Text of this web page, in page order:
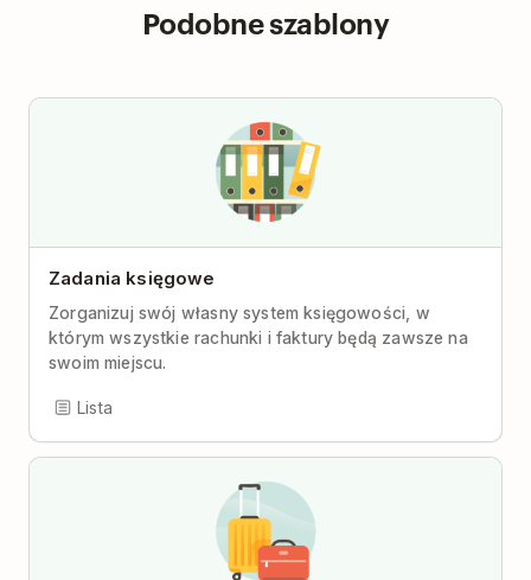
Podobne szablony
Zadania księgowe
Zorganizuj swój własny system księgowości, w
którym wszystkie rachunki i faktury będą zawsze na
swoim miejscu.
Lista